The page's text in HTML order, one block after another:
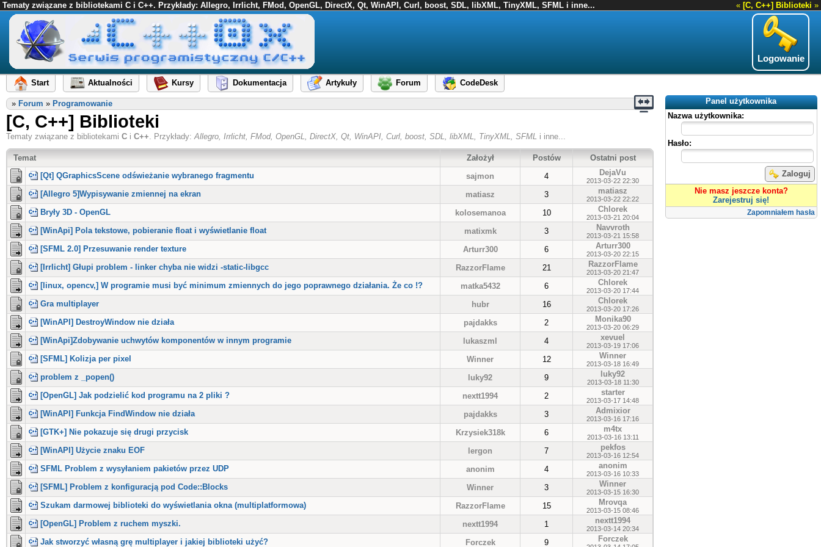
« [C, C++] Biblioteki »
Tematy związane z bibliotekami C i C++. Przykłady: Allegro, Irrlicht, FMod, OpenGL, DirectX, Qt, WinAPI, Curl, boost, SDL, libXML, TinyXML, SFML i inne...
Logowanie
Start Aktualności Kursy Dokumentacja Artykuły Forum
CodeDesk
Panel użytkownika
Nazwa użytkownika:
Hasło:
Zaloguj
Nie masz jeszcze konta?
Zarejestruj się!
Zapomniałem hasła
» Forum » Programowanie
[C, C++] Biblioteki
Tematy związane z bibliotekami C i C++. Przykłady:Allegro, Irrlicht, FMod, OpenGL, DirectX, Qt, WinAPI, Curl, boost, SDL, libXML, TinyXML, SFML i inne...
Temat Założył Postów
Ostatni post
[Qt] QGraphicsScene odświeżanie wybranego fragmentu
sajmon 4 DejaVu
2013-03-22 22:30
[Allegro 5]Wypisywanie zmiennej na ekran matiasz 3 matiasz
2013-03-22 22:22
Bryły 3D - OpenGL kolosemanoa 10 Chlorek
2013-03-21 20:04
[WinApi] Pola tekstowe, pobieranie float i wyświetlanie float matixmk 3 Navvroth
2013-03-21 15:58
[SFML 2.0] Przesuwanie render texture Arturr300 6 Arturr300
2013-03-20 22:15
[Irrlicht] Głupi problem - linker chyba nie widzi -static-libgcc RazzorFlame 21 RazzorFlame
2013-03-20 21:47
[linux, opencv,] W programie musi być minimum zmiennych do jego poprawnego działania. Że co !? matka5432 6 Chlorek
2013-03-20 17:44
Gra multiplayer hubr 16 Chlorek
2013-03-20 17:26
[WinAPI] DestroyWindow nie działa pajdakks 2 Monika90
2013-03-20 06:29
[WinApi]Zdobywanie uchwytów komponentów w innym programie lukaszml 4 xevuel
2013-03-19 17:06
[SFML] Kolizja per pixel Winner 12 Winner
2013-03-18 16:49
problem z _popen() luky92 9 luky92
2013-03-18 11:30
[OpenGL] Jak podzielić kod programu na 2 pliki ? nextt1994 2 starter
2013-03-17 14:48
[WinAPI] Funkcja FindWindow nie działa pajdakks 3 Admixior
2013-03-16 17:16
[GTK+] Nie pokazuje się drugi przycisk Krzysiek318k 6 m4tx
2013-03-16 13:11
[WinAPI] Użycie znaku EOF lergon 7 pekfos
2013-03-16 12:54
SFML Problem z wysyłaniem pakietów przez UDP anonim 4 anonim
2013-03-16 10:33
[SFML] Problem z konfiguracją pod Code::Blocks Winner 3 Winner
2013-03-15 16:30
Szukam darmowej biblioteki do wyświetlania okna (multiplatformowa) RazzorFlame 15 Mrovqa
2013-03-15 08:46
[OpenGL] Problem z ruchem myszki. nextt1994 1 nextt1994
2013-03-14 20:34
Jak stworzyć własną grę multiplayer i jakiej biblioteki użyć? Forczek 9 Forczek